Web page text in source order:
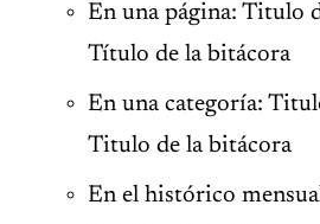
En una página: Titulo
Título de la bitácora
En una categoría:
Titulo de la bitácora
En el histórico